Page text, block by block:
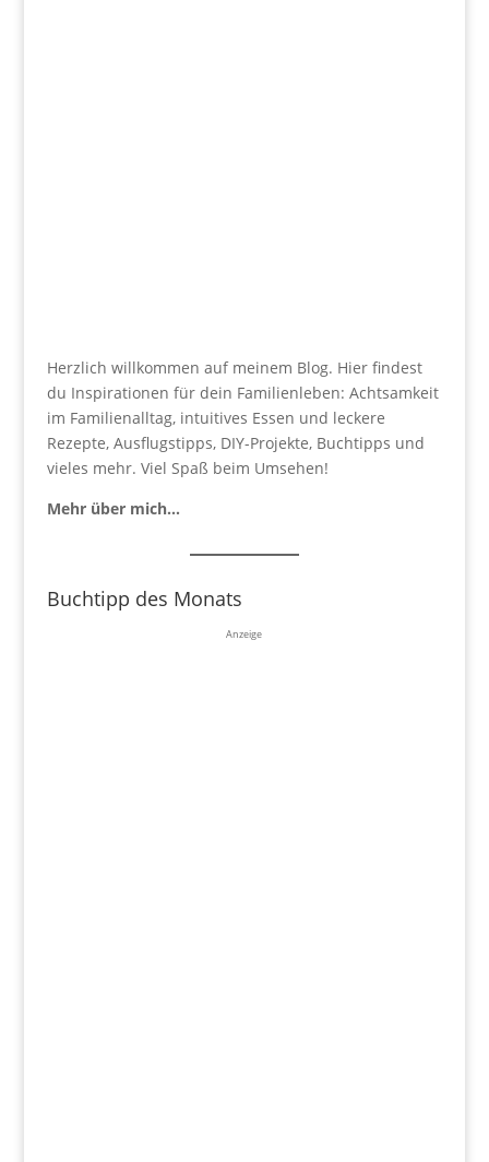
Herzlich willkommen auf meinem Blog. Hier findest
du Inspirationen für dein Familienleben: Achtsamkeit
im Familienalltag, intuitives Essen und leckere
Rezepte, Ausflugstipps, DIY-Projekte, Buchtipps und
vieles mehr. Viel Spaß beim Umsehen!
Mehr über mich…
Buchtipp des Monats
Anzeige